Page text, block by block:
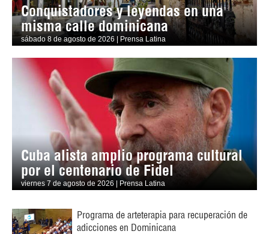
Conquistadores y leyendas en una
misma calle dominicana
sábado 8 de agosto de 2026 | Prensa Latina
Cuba alista amplio programa cultural
por el centenario de Fidel
viernes 7 de agosto de 2026 | Prensa Latina
Programa de arteterapia para recuperación de
adicciones en Dominicana